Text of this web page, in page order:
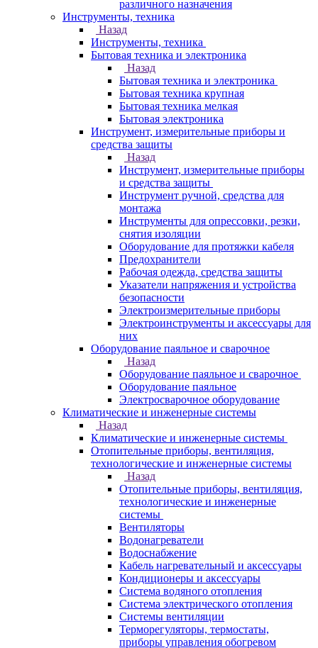
различного назначения
Инструменты, техника
Назад
Инструменты, техника
Бытовая техника и электроника
Назад
Бытовая техника и электроника
Бытовая техника крупная
Бытовая техника мелкая
Бытовая электроника
Инструмент, измерительные приборы и
средства защиты
Назад
Инструмент, измерительные приборы
и средства защиты
Инструмент ручной, средства для
монтажа
Инструменты для опрессовки, резки,
снятия изоляции
Оборудование для протяжки кабеля
Предохранители
Рабочая одежда, средства защиты
Указатели напряжения и устройства
безопасности
Электроизмерительные приборы
Электроинструменты и аксессуары для
них
Оборудование паяльное и сварочное
Назад
Оборудование паяльное и сварочное
Оборудование паяльное
Электросварочное оборудование
Климатические и инженерные системы
Назад
Климатические и инженерные системы
Отопительные приборы, вентиляция,
технологические и инженерные системы
Назад
Отопительные приборы, вентиляция,
технологические и инженерные
системы
Вентиляторы
Водонагреватели
Водоснабжение
Кабель нагревательный и аксессуары
Кондиционеры и аксессуары
Система водяного отопления
Система электрического отопления
Системы вентиляции
Терморегуляторы, термостаты,
приборы управления обогревом